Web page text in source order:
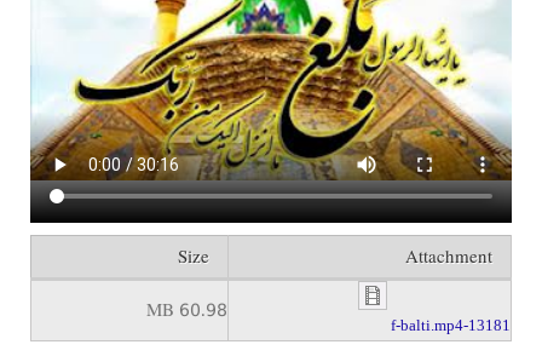
Attachment
Size
13181-f-balti.mp4
60.98 MB